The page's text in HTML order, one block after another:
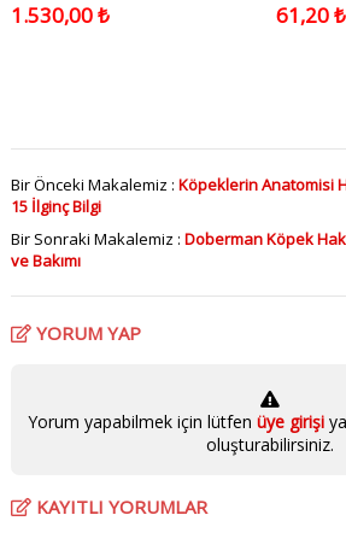
1.530,00 ₺ 61,20 ₺
Bir Önceki Makalemiz : Köpeklerin Anatomisi
15 İlginç Bilgi
Bir Sonraki Makalemiz : Doberman Köpek
ve Bakımı
YORUM YAP
Yorum yapabilmek için lütfenüye girişi
oluşturabilirsiniz.
KAYITLI YORUMLAR